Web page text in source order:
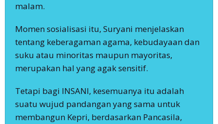
malam.
Momen sosialisasi itu, Suryani menjelaskan
tentang keberagaman agama, kebudayaan dan
suku atau minoritas maupun mayoritas,
merupakan hal yang agak sensitif.
Tetapi bagi INSANI, kesemuanya itu adalah
suatu wujud pandangan yang sama untuk
membangun Kepri, berdasarkan Pancasila,